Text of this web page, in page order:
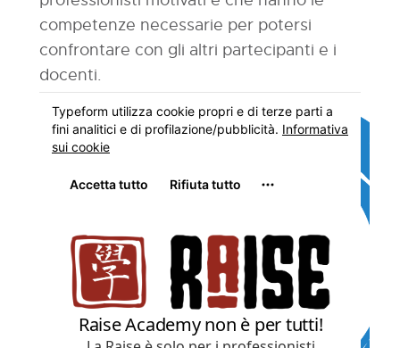
competenze necessarie per potersi
confrontare con gli altri partecipanti e i
docenti.